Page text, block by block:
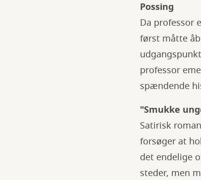
Possing
Da professor
først måtte
professor
spændende
"Smukke
Satirisk
forsøger at
det endelige
steder, men